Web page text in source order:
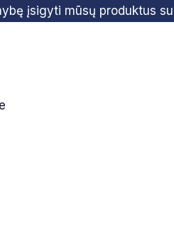
įsigyti mūsų produktus su